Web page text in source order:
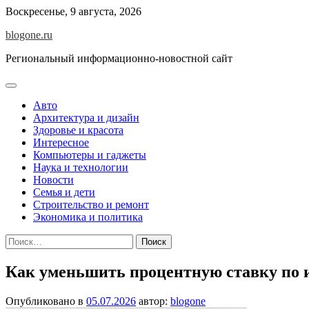
Перейти
содержимому
Воскресенье, 9 августа, 2026
blogone.ru
Региональный информационно-новостной сайт
Авто
Архитектура и дизайн
Здоровье и красота
Интересное
Компьютеры и гаджеты
Наука и технологии
Новости
Семья и дети
Строительство и ремонт
Экономика и политика
Найти:
Как уменьшить процентную ставку по
Опубликовано в 05.07.2026 автор: blogone